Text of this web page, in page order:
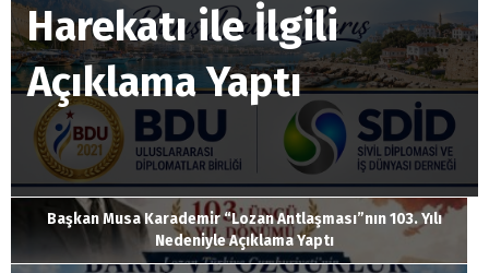
Harekatı ile İlgili
Açıklama Yaptı
Başkan Musa Karademir “Lozan Antlaşması”nın 103. Yılı
Nedeniyle Açıklama Yaptı